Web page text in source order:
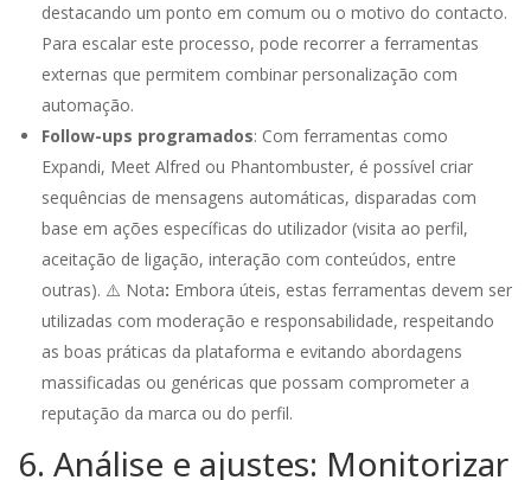
destacando um ponto em comum ou o motivo do contacto.
Para escalar este processo, pode recorrer a ferramentas
externas que permitem combinar personalização com
automação.
Follow-ups programados: Com ferramentas como
Expandi, Meet Alfred ou Phantombuster, é possível criar
sequências de mensagens automáticas, disparadas com
base em ações específicas do utilizador (visita ao perfil,
aceitação de ligação, interação com conteúdos, entre
outras). ⚠️ Nota: Embora úteis, estas ferramentas devem ser
utilizadas com moderação e responsabilidade, respeitando
as boas práticas da plataforma e evitando abordagens
massificadas ou genéricas que possam comprometer a
reputação da marca ou do perfil.
6. Análise e ajustes: Monitorizar